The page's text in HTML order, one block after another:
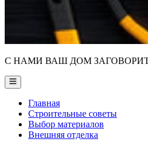
С НАМИ ВАШ ДОМ
Main
Menu
Главная
Строительные советы
Выбор материалов
Внешняя отделка